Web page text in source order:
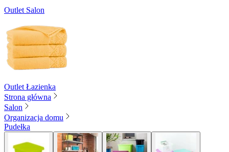
Outlet Salon
Outlet Łazienka
Strona główna
Salon
Organizacja domu
Pudełka